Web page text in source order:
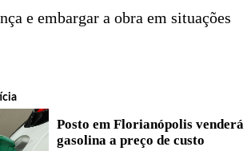
e embargar a obra em situações
Posto em Florianópolis venderá
gasolina a preço de custo